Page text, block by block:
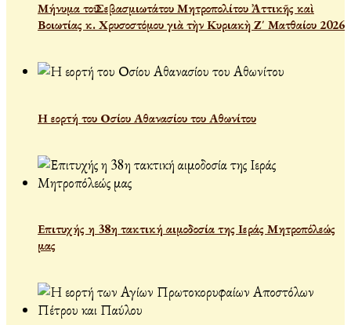
Μήνυμα τοῦ Σεβασμιωτάτου Μητροπολίτου Ἀττικῆς καὶ
Βοιωτίας κ. Χρυσοστόμου γιὰ τὴν Κυριακὴ Ζ΄ Ματθαίου 2026
Η εορτή του Οσίου Αθανασίου του Αθωνίτου
Επιτυχής η 38η τακτική αιμοδοσία της Ιεράς Μητροπόλεώς
μας